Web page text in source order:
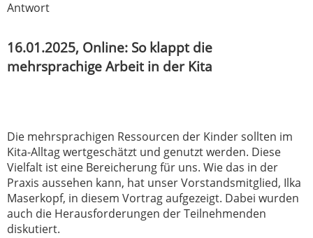
Antwort
16.01.2025, Online: So klappt die
mehrsprachige Arbeit in der Kita
Die mehrsprachigen Ressourcen der Kinder sollten im
Kita-Alltag wertgeschätzt und genutzt werden. Diese
Vielfalt ist eine Bereicherung für uns. Wie das in der
Praxis aussehen kann, hat unser Vorstandsmitglied, Ilka
Maserkopf, in diesem Vortrag aufgezeigt. Dabei wurden
auch die Herausforderungen der Teilnehmenden
diskutiert.